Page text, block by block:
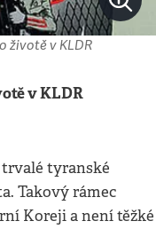
životě v KLDR
v KLDR
tyranské
Takový rámec
Koreji a není těžké